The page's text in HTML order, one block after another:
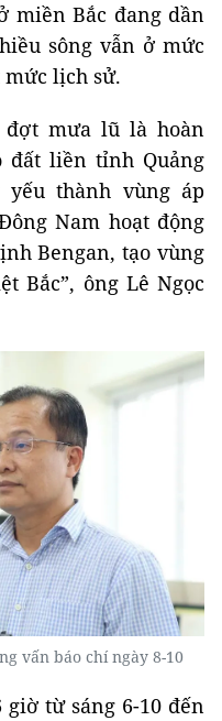
miền Bắc đang dần
sông vẫn ở mức
mức lịch sử.
đợt mưa lũ là hoàn
đất liền tỉnh Quảng
yếu thành vùng áp
Nam hoạt động
Bengan, tạo vùng
Bắc”, ông Lê Ngọc
vấn báo chí ngày 8-10
từ sáng 6-10 đến